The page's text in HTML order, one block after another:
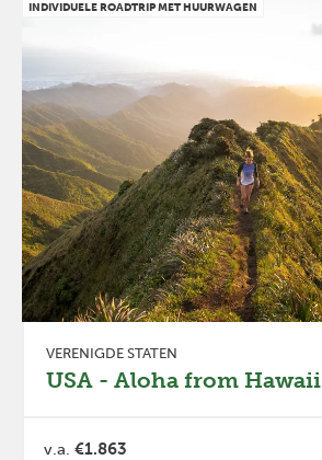
INDIVIDUELE ROADTRIP MET HUURWAGEN
VERENIGDE STATEN
USA - Aloha from Hawaii
v.a. €1.863